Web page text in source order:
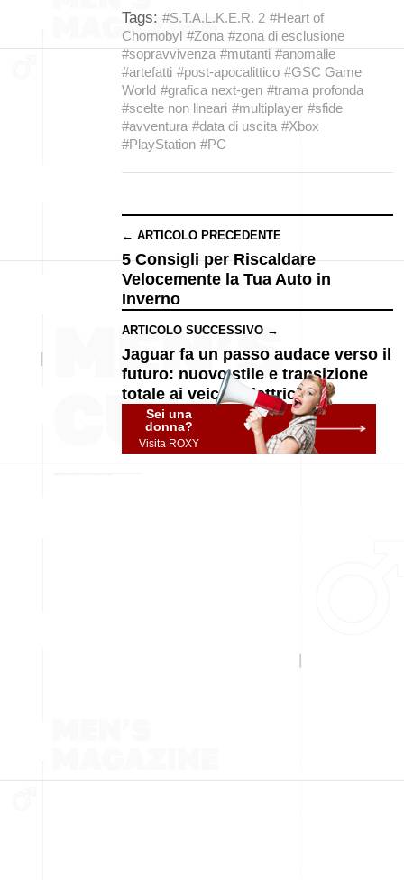
Tags: #S.T.A.L.K.E.R. 2 #Heart of
Chornobyl #Zona #zona di esclusione
#sopravvivenza #mutanti #anomalie
#artefatti #post-apocalittico #GSC Game
World #grafica next-gen #trama profonda
#scelte non lineari #multiplayer #sfide
#avventura #data di uscita #Xbox
#PlayStation #PC
← ARTICOLO PRECEDENTE
5 Consigli per Riscaldare
Velocemente la Tua Auto in
Inverno
ARTICOLO SUCCESSIVO →
Jaguar fa un passo audace verso il
futuro: nuovo stile e transizione
totale ai veicoli elettrici
Sei una
donna?
Visita ROXY